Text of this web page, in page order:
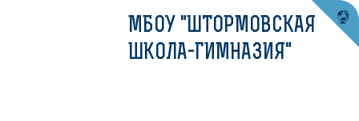
МБОУ "ШТОРМОВСКАЯ
ШКОЛА-ГИМНАЗИЯ"